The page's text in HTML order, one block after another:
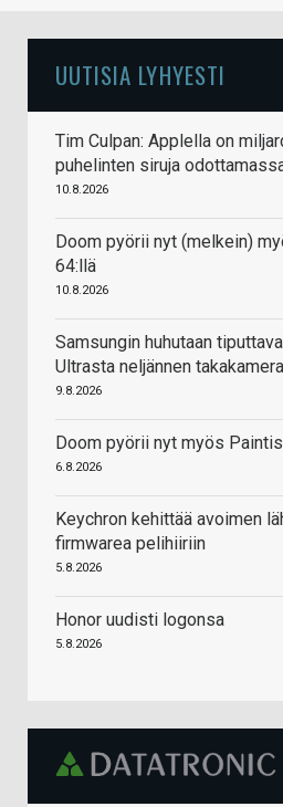
UUTISIA LYHYESTI
Tim Culpan: Applella on
puhelinten siruja
10.8.2026
Doom pyörii nyt (melkein)
64:llä
10.8.2026
Samsungin huhutaan
Ultrasta neljännen
9.8.2026
Doom pyörii nyt myös
6.8.2026
Keychron kehittää avoimen
firmwarea pelihiiriin
5.8.2026
Honor uudisti logonsa
5.8.2026